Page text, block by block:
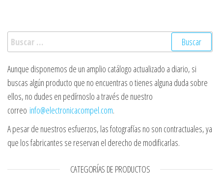
Buscar:
Aunque disponemos de un amplio catálogo actualizado a diario, si
buscas algún producto que no encuentras o tienes alguna duda sobre
ellos, no dudes en pedírnoslo a través de nuestro
correo info@electronicacompel.com.
A pesar de nuestros esfuerzos, las fotografías no son contractuales, ya
que los fabricantes se reservan el derecho de modificarlas.
CATEGORÍAS DE PRODUCTOS